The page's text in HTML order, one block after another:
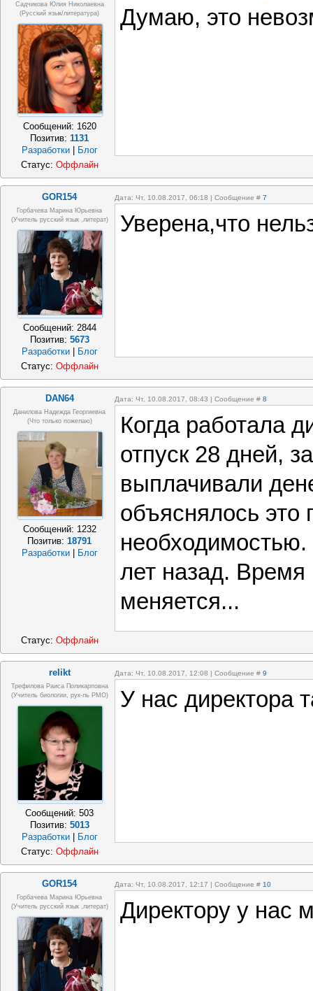
Садчикова Юлия Николаевна
(русский язык/литература)
Сообщений: 1620
Позитив:1131
Разработки
Блог
Думаю, это
Статус: Оффлайн
GOR154 Дата: Чт, 10.08.2017, 06:18 | Сообщение # 7
Горбачева Марина Юрьевна
(учитель русский язык ,литерат)
Сообщений: 2844
Позитив: 5673
Разработки
Блог
Уверена,что
Статус: Оффлайн
DAN64 Дата: Чт, 10.08.2017, 08:43 | Сообщение # 8
Данилова Надежда Георгиевна
(что только пожелаю)
Сообщений: 1232
Позитив:18791
Разработки
Блог
Когда работала
отпуск 28 дней,
выплачивали
объяснялось это
лет назад. Время
меняется...
Статус: Оффлайн
relikt Дата: Чт, 10.08.2017, 12:08 | Сообщение # 9
Трефилова Раиса Поликарповна
(Учитель биологии, рук-ль РМО)
Сообщений:503
Позитив: 5013
Разработки | Блог
У нас директора
Статус: Оффлайн
GOR154 Дата: Чт, 10.08.2017, 12:17 | Сообщение # 10
Горбачева Марина Юрьевна
(учитель русский язык ,литерат)
Директору у нас